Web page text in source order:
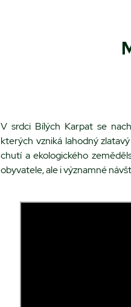
V srdci Bílých Karpat se
kterých vzniká lahodný
chutí a ekologického
obyvatele, ale i významné